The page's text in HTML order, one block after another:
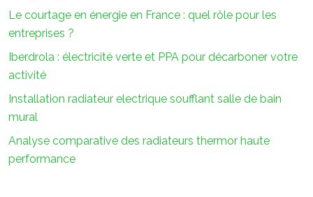
Le courtage en énergie en France : quel rôle pour les
entreprises ?
Iberdrola : électricité verte et PPA pour décarboner votre
activité
Installation radiateur electrique soufflant salle de bain
mural
Analyse comparative des radiateurs thermor haute
performance